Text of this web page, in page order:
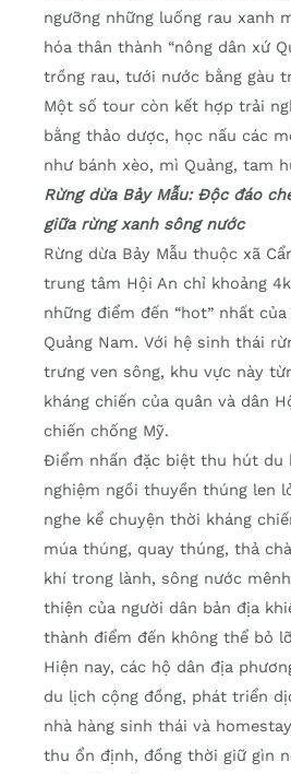
ngưỡng những luống rau xanh
hóa thân thành “nông dân xứ
trồng rau, tưới nước bằng gàu
Một số tour còn kết hợp trải
bằng thảo dược, học nấu các
như bánh xèo, mì Quảng, tam
Rừng dừa Bảy Mẫu: Độc đáo
giữa rừng xanh sông nước
Rừng dừa Bảy Mẫu thuộc xã
trung tâm Hội An chỉ khoảng
những điểm đến “hot” nhất
Quảng Nam. Với hệ sinh thái
trưng ven sông, khu vực này
kháng chiến của quân và dân
chiến chống Mỹ.
Điểm nhấn đặc biệt thu hút du
nghiệm ngồi thuyền thúng len
nghe kể chuyện thời kháng
múa thúng, quay thúng, thả
khí trong lành, sông nước
thiện của người dân bản địa
thành điểm đến không thể bỏ
Hiện nay, các hộ dân địa
du lịch cộng đồng, phát triển
nhà hàng sinh thái và
thu ổn định, đồng thời giữ gìn